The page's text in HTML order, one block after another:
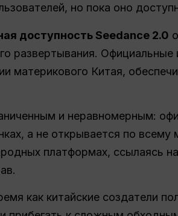
но пока оно
доступность Seedance 2.0
развертывания.
материкового Китая,
и неравномерным:
а не открывается по всему
платформах, ссылаясь
как китайские создатели